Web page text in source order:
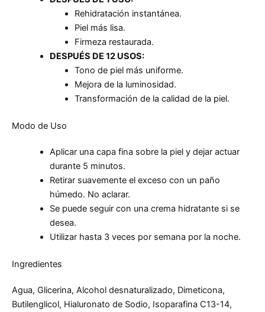
Rehidratación instantánea.
Piel más lisa.
Firmeza restaurada.
DESPUÉS DE 12 USOS:
Tono de piel más uniforme.
Mejora de la luminosidad.
Transformación de la calidad de la piel.
Modo de Uso
Aplicar una capa fina sobre la piel y dejar actuar
durante 5 minutos.
Retirar suavemente el exceso con un paño
húmedo. No aclarar.
Se puede seguir con una crema hidratante si se
desea.
Utilizar hasta 3 veces por semana por la noche.
Ingredientes
Agua, Glicerina, Alcohol desnaturalizado, Dimeticona,
Butilenglicol, Hialuronato de Sodio, Isoparafina C13-14,